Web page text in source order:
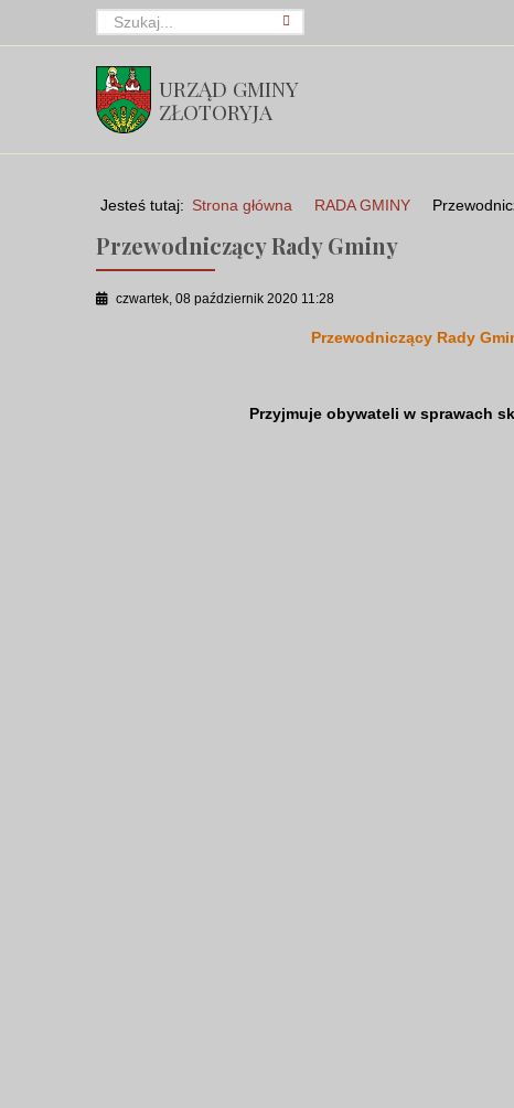
URZĄD GMINY
ZŁOTORYJA
Jesteś tutaj: Strona główna RADA GMINY
Przewodniczący Rady Gminy
czwartek, 08 październik 2020 11:28
Przewodniczący Rady
Przyjmuje obywateli w sprawach